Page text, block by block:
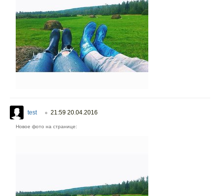
test ○ 21:59 20.04.2016
Новое фото на странице: